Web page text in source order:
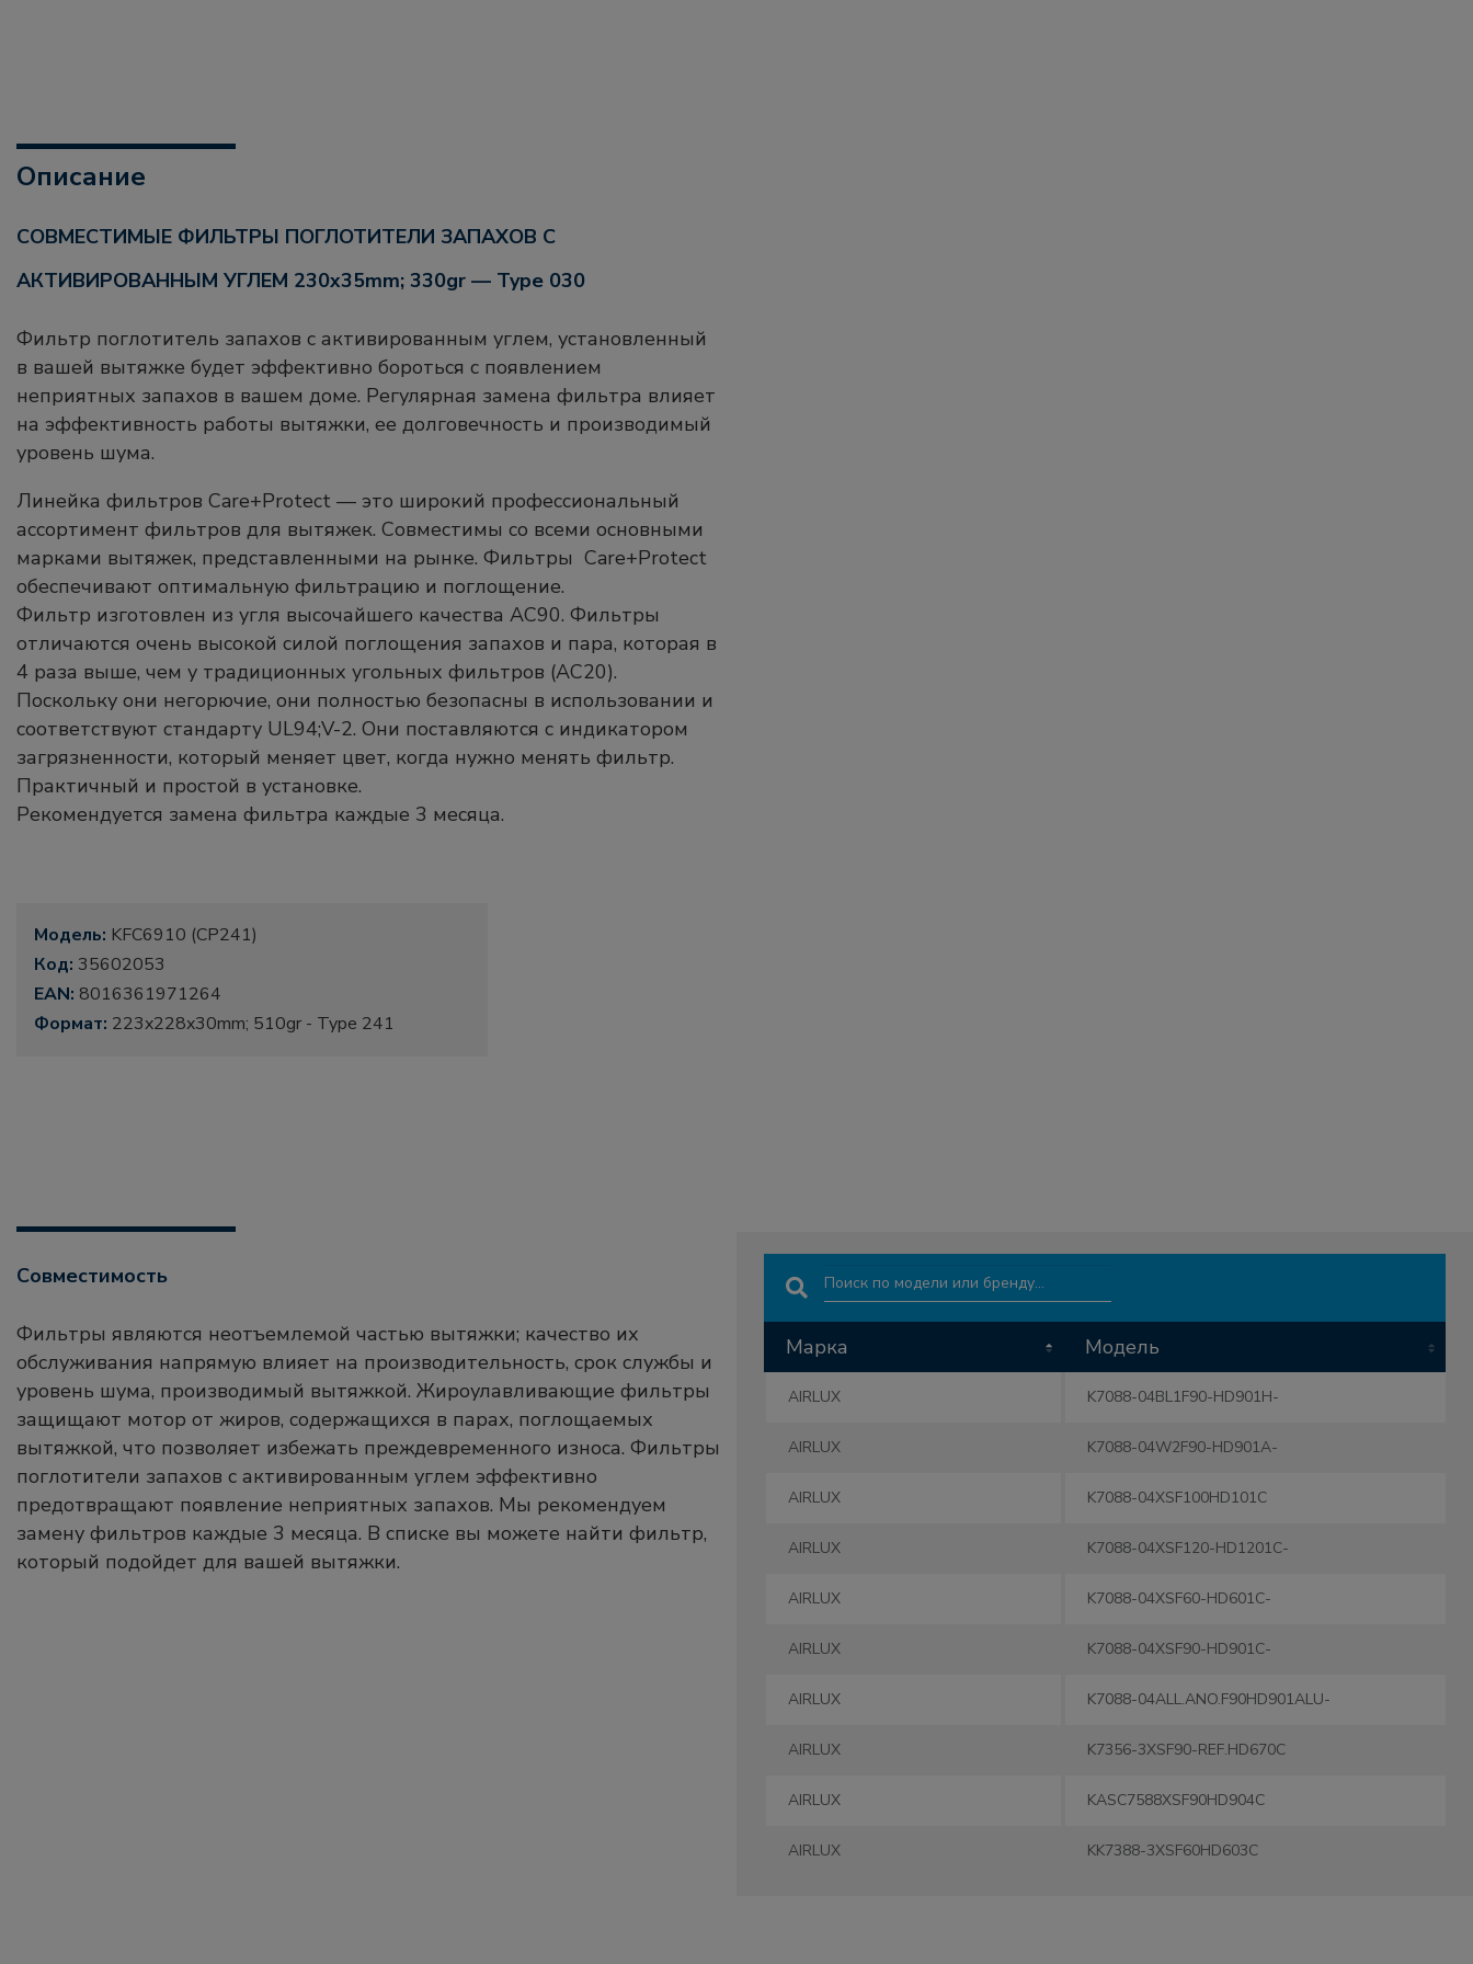
Описание
СОВМЕСТИМЫЕ ФИЛЬТРЫ ПОГЛОТИТЕЛИ ЗАПАХОВ С
АКТИВИРОВАННЫМ УГЛЕМ 230x35mm; 330gr — Type 030
Фильтр поглотитель запахов с активированным углем, установленный
в вашей вытяжке будет эффективно бороться с появлением
неприятных запахов в вашем доме. Регулярная замена фильтра влияет
на эффективность работы вытяжки, ее долговечность и производимый
уровень шума.
Линейка фильтров Care+Protect — это широкий профессиональный
ассортимент фильтров для вытяжек. Совместимы со всеми основными
марками вытяжек, представленными на рынке. Фильтры Care+Protect
обеспечивают оптимальную фильтрацию и поглощение.
Фильтр изготовлен из угля высочайшего качества AC90. Фильтры
отличаются очень высокой силой поглощения запахов и пара, которая в
4 раза выше, чем у традиционных угольных фильтров (AC20).
Поскольку они негорючие, они полностью безопасны в использовании и
соответствуют стандарту UL94;V-2. Они поставляются с индикатором
загрязненности, который меняет цвет, когда нужно менять фильтр.
Практичный и простой в установке.
Рекомендуется замена фильтра каждые 3 месяца.
Модель: KFC6910 (CP241)
Код: 35602053
EAN: 8016361971264
Формат: 223x228x30mm; 510gr - Type 241
Совместимость
Фильтры являются неотъемлемой частью вытяжки; качество их
обслуживания напрямую влияет на производительность, срок службы и
уровень шума, производимый вытяжкой. Жироулавливающие фильтры
защищают мотор от жиров, содержащихся в парах, поглощаемых
вытяжкой, что позволяет избежать преждевременного износа. Фильтры
поглотители запахов с активированным углем эффективно
предотвращают появление неприятных запахов. Мы рекомендуем
замену фильтров каждые 3 месяца. В списке вы можете найти фильтр,
который подойдет для вашей вытяжки.
Search:
Марка Модель
Марка Модель
AIRLUX K7088-04BL1F90-HD901H-
AIRLUX K7088-04W2F90-HD901A-
AIRLUX K7088-04XSF100HD101C
AIRLUX K7088-04XSF120-HD1201C-
AIRLUX K7088-04XSF60-HD601C-
AIRLUX K7088-04XSF90-HD901C-
AIRLUX K7088-04ALL.ANO.F90HD901ALU-
AIRLUX K7356-3XSF90-REF.HD670C
AIRLUX KASC7588XSF90HD904C
AIRLUX KK7388-3XSF60HD603C